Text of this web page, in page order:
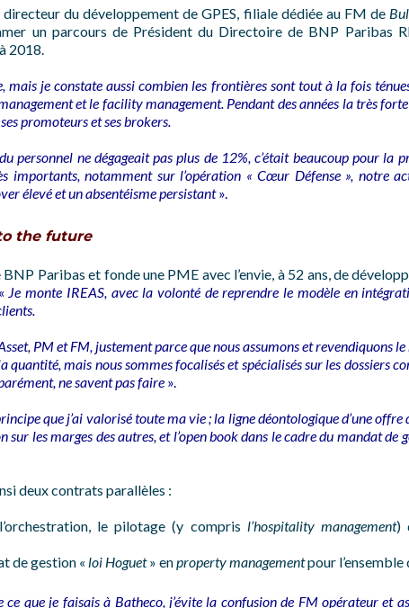
du développement de GPES, filiale dédiée au FM de
un parcours de Président du Directoire de BNP Paribas
2018.
mais je constate aussi combien les frontières sont tout à la fois
et le facility management. Pendant des années la très
promoteurs et ses brokers.
personnel ne dégageait pas plus de 12%, c’était beaucoup pour la
importants, notamment sur l’opération « Cœur Défense », notre
élevé et un absentéisme persistant».
the future
Paribas et fonde une PME avec l’envie, à 52 ans, de
« Je monte IREAS, avec la volonté de reprendre le modèle en
PM et FM, justement parce que nous assumons et revendiquons
quantité, mais nous sommes focalisés et spécialisés sur les dossiers
ne savent pas faire ».
que j’ai valorisé toute ma vie ; la ligne déontologique d’une
sur les marges des autres, et l’open book dans le cadre du mandat de
deux contrats parallèles :
le pilotage (y compris l’hospitality management)
de gestion « loi Hoguet» enproperty managementpour
que je faisais à Batheco, j’évite la confusion de FM opérateur et